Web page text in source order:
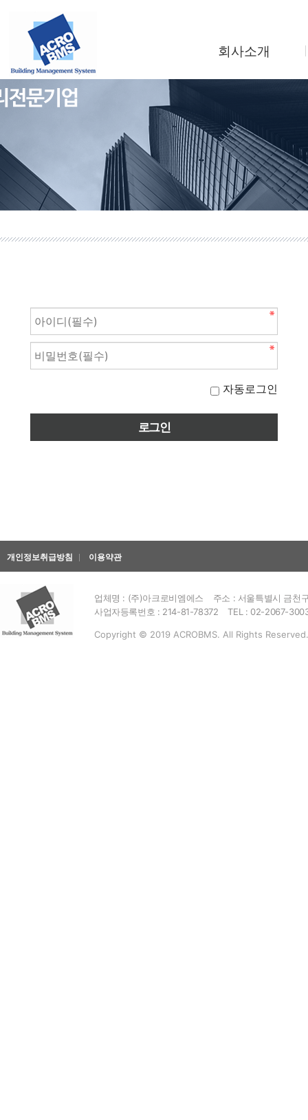
회사소개
조직도
사업소개
찾아오시는길
자동로그인
개인정보취급방침 이용약관
업체명 : (주)아크로비엠에스
주소 : 서울특별시 금천
사업자등록번호 : 214-81-78372
TEL : 02-2067-
Copyright © 2019 ACROBMS. All Rights Reserved.